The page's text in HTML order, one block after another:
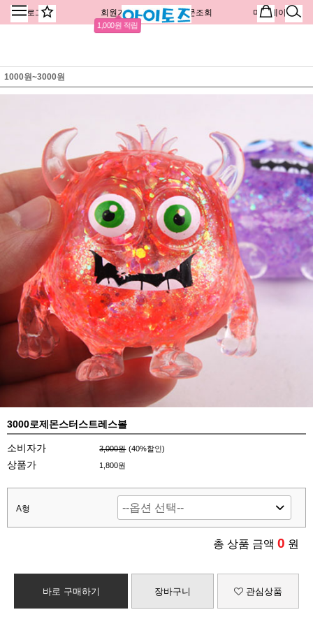
로그인 회원가입
1,000원 적립
주문조회 마이페이지
1000원~3000원
3000로제몬스터스트레스볼
소비자가 3,000원 (40%할인)
상품가 1,800원
A형
총 상품 금액 0 원
바로 구매하기 장바구니 관심상품